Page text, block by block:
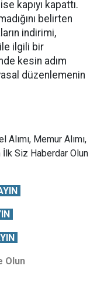
kapıyı kapattı.
belirten
indirimi,
ilgili bir
kesin adım
düzenlemenin
Memur Alımı,
Siz Haberdar Olun
Olun